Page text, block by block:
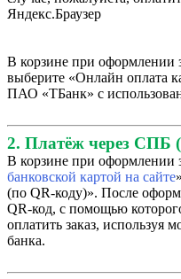
Яндекс.Браузер
В корзине при оформлении
выберите «Онлайн оплата
ПАО «ТБанк» с
2. Платёж через СПБ
В корзине при оформлении
банковской картой на сайте
(по QR-коду)». После
QR-код, с помощью
оплатить заказ, используя
банка.